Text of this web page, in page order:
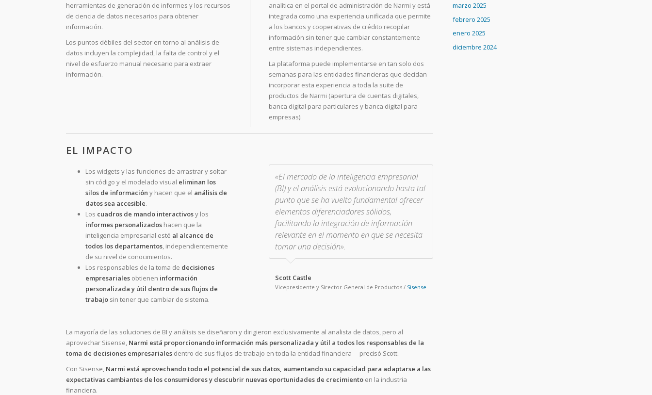
herramientas de generación de informes y los recursos
de ciencia de datos necesarios para obtener
información.
Los puntos débiles del sector en torno al análisis de
datos incluyen la complejidad, la falta de control y el
nivel de esfuerzo manual necesario para extraer
información.
analítica en el portal de administración de Narmi y está
integrada como una experiencia unificada que permite
a los bancos y cooperativas de crédito recopilar
información sin tener que cambiar constantemente
entre sistemas independientes.
La plataforma puede implementarse en tan solo dos
semanas para las entidades financieras que decidan
incorporar esta experiencia a toda la suite de
productos de Narmi (apertura de cuentas digitales,
banca digital para particulares y banca digital para
empresas).
EL IMPACTO
Los widgets y las funciones de arrastrar y soltar
sin código y el modelado visual eliminan los
silos de información y hacen que el análisis de
datos sea accesible.
Los cuadros de mando interactivosy los
informes personalizados hacen que la
inteligencia empresarial esté al alcance de
todos los departamentos , independientemente
de su nivel de conocimientos.
Los responsables de la toma de decisiones
empresariales obtienen información
personalizada y útil dentro de sus flujos de
trabajo sin tener que cambiar de sistema.
«El mercado de la inteligencia empresarial
(BI) y el análisis está evolucionando hasta tal
punto que se ha vuelto fundamental ofrecer
elementos diferenciadores sólidos,
facilitando la integración de información
relevante en el momento en que se necesita
tomar una decisión».
Scott Castle
Vicepresidente y Sirector General de Productos/ Sisense
La mayoría de las soluciones de BI y análisis se diseñaron y dirigieron exclusivamente al analista de datos, pero al
aprovechar Sisense, Narmi está proporcionando información más personalizada y útil a todos los responsables de la
toma de decisiones empresariales dentro de sus flujos de trabajo en toda la entidad financiera —precisó Scott.
Con Sisense, Narmi está aprovechando todo el potencial de sus datos, aumentando su capacidad para adaptarse a las
expectativas cambiantes de los consumidores y descubrir nuevas oportunidades de crecimiento en la industria
financiera.
marzo 2025
febrero 2025
enero 2025
diciembre 2024